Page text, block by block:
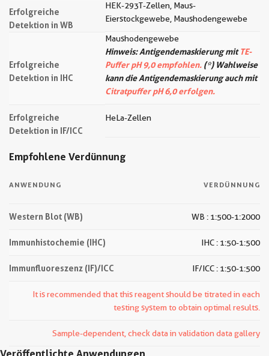
Erfolgreiche
Detektion in WB
HEK-293T-Zellen, Maus-
Eierstockgewebe, Maushodengewebe
Erfolgreiche
Detektion in IHC
Maushodengewebe
Hinweis: Antigendemaskierung mitTE-
Puffer pH 9,0 empfohlen. (*) Wahlweise
kann die Antigendemaskierung auch mit
Citratpuffer pH 6,0 erfolgen.
Erfolgreiche
Detektion in IF/ICC
HeLa-Zellen
Empfohlene Verdünnung
ANWENDUNG VERDÜNNUNG
Western Blot (WB) WB : 1:500-1:2000
Immunhistochemie (IHC) IHC : 1:50-1:500
Immunfluoreszenz (IF)/ICC IF/ICC : 1:50-1:500
It is recommended that this reagent should be titrated in each
testing system to obtain optimal results.
Sample-dependent, check data in validation data gallery
Veröffentlichte Anwendungen